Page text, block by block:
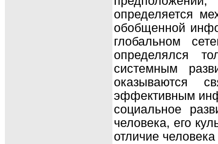
определяется
обобщенной
глобальном
определялся
системным
оказываются
эффективным
социальное
человека, его
отличие